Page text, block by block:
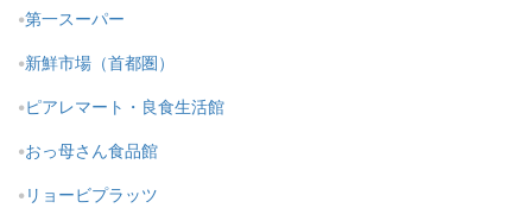
第一スーパー
新鮮市場（首都圏）
ピアレマート・良食生活館
おっ母さん食品館
リョービプラッツ